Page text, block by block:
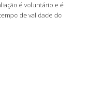
é voluntário e é
de validade do